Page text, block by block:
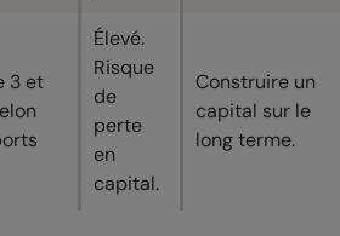
3 et
Élevé.
Risque
de
perte
en
capital.
Construire un
capital sur le
long terme.